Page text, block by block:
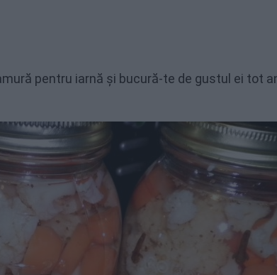
pentru iarnă și bucură-te de gustul ei tot